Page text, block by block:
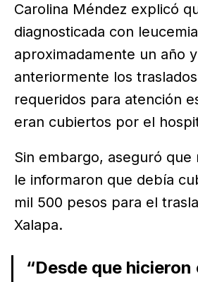
Carolina Méndez explicó
diagnosticada con
aproximadamente un año
anteriormente los
requeridos para atención
eran cubiertos por el
Sin embargo, aseguró
le informaron que debía
mil 500 pesos para el
Xalapa.
“Desde que